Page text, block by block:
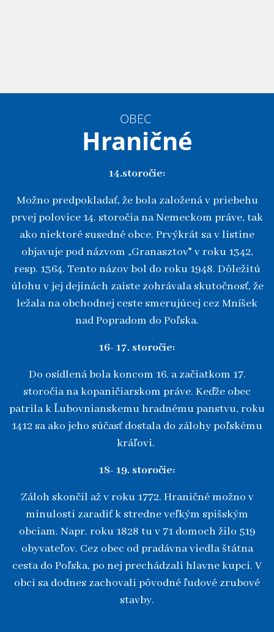
OBEC
Hraničné
14.storočie:
Možno predpokladať, že bola založená v priebehu
prvej polovice 14. storočia na Nemeckom práve, tak
ako niektoré susedné obce. Prvýkrát sa v listine
objavuje pod názvom „Granasztov" v roku 1342,
resp. 1364. Tento názov bol do roku 1948. Dôležitú
úlohu v jej dejinách zaiste zohrávala skutočnosť, že
ležala na obchodnej ceste smerujúcej cez Mníšek
nad Popradom do Poľska.
16- 17. storočie:
Do osídlená bola koncom 16. a začiatkom 17.
storočia na kopaničiarskom práve. Keďže obec
patrila k Ľubovnianskemu hradnému panstvu, roku
1412 sa ako jeho súčasť dostala do zálohy poľskému
kráľovi.
18- 19. storočie:
Záloh skončil až v roku 1772. Hraničné možno v
minulosti zaradiť k stredne veľkým spišským
obciam. Napr. roku 1828 tu v 71 domoch žilo 519
obyvateľov. Cez obec od pradávna viedla štátna
cesta do Poľska, po nej prechádzali hlavne kupci. V
obci sa dodnes zachovali pôvodné ľudové zrubové
stavby.